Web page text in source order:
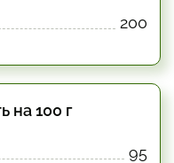
200
на 100 г
95